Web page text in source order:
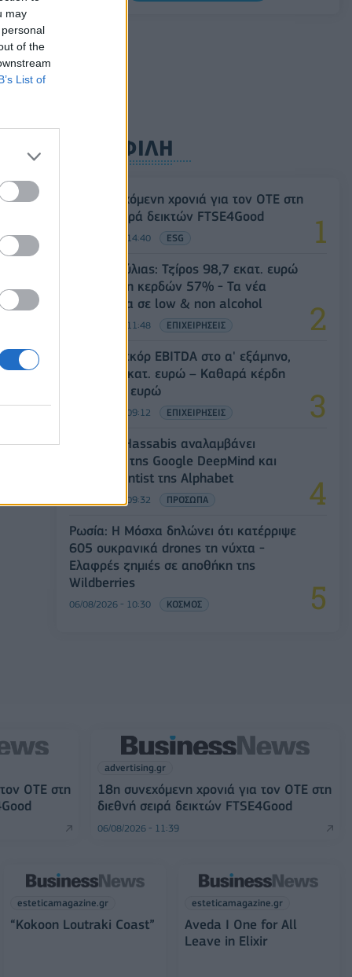
may
of the
List of
ΔΗΜΟΦΙΛΗ
18η συνεχόμενη χρονιά για τον ΟΤΕ στη
διεθνή σειρά δεικτών FTSE4Good
06/08/2026 - 14:40 ESG
Β.Σ. Καρούλιας: Τζίρος 98,7 εκατ. ευρώ
και αύξηση κερδών 57% - Τα νέα
στοιχήματα σε low & non alcohol
06/08/2026 - 11:48 ΕΠΙΧΕΙΡΗΣΕΙΣ
Metlen: Ρεκόρ EBITDA στο α' εξάμηνο,
στα 550 εκατ. ευρώ – Καθαρά κέρδη
313 εκατ. ευρώ
06/08/2026 - 09:12 ΕΠΙΧΕΙΡΗΣΕΙΣ
Ο Demis Hassabis αναλαμβάνει
Πρόεδρος της Google DeepMind και
Chief Scientist της Alphabet
06/08/2026 - 09:32 ΠΡΟΣΩΠΑ
Ρωσία: Η Μόσχα δηλώνει ότι κατέρριψε
605 ουκρανικά drones τη νύχτα -
Ελαφρές ζημιές σε αποθήκη της
Wildberries
06/08/2026 - 10:30 ΚΟΣΜΟΣ
ΟΤΕ στη
advertising.gr
18η συνεχόμενη χρονιά για τον ΟΤΕ στη
διεθνή σειρά δεικτών FTSE4Good
06/08/2026 - 11:39
esteticamagazine.gr
“Kokoon Loutraki Coast”
esteticamagazine.gr
Aveda I One for All
Leave in Elixir